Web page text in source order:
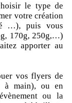
le type de
votre création
…), puis vous
170g, 250g,…)
apporter au
vos flyers de
à main), ou en
ou la